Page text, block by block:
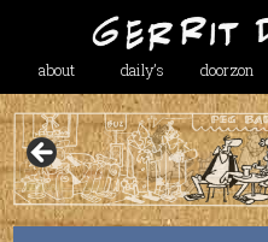
about daily’s doorzon